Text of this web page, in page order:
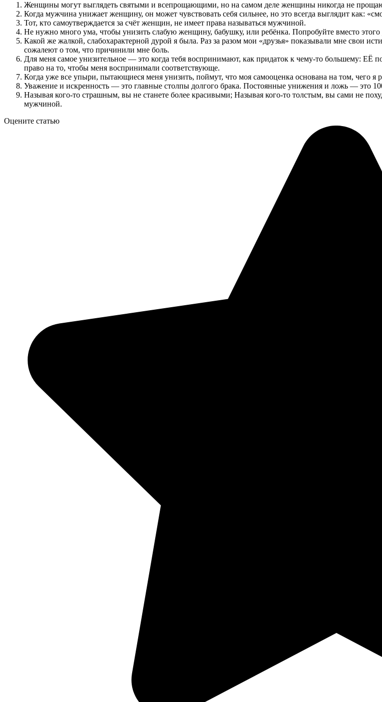
Женщины могут выглядеть святыми и всепрощающими, но на самом деле женщины никогда не
Когда мужчина унижает женщину, он может чувствовать себя сильнее, но это всегда выглядит как:
Тот, кто самоутверждается за счёт женщин, не имеет права называться мужчиной.
Не нужно много ума, чтобы унизить слабую женщину, бабушку, или ребёнка. Попробуйте вместо этого
Какой же жалкой, слабохарактерной дурой я была. Раз за разом мои «друзья» показывали мне свои
сожалеют о том, что причинили мне боль.
Для меня самое унизительное — это когда тебя воспринимают, как придаток к чему-то большему:
право на то, чтобы меня воспринимали соответствующе.
Когда уже все упыри, пытающиеся меня унизить, поймут, что моя самооценка основана на том, чего
Уважение и искренность — это главные столпы долгого брака. Постоянные унижения и ложь — это
Называя кого-то страшным, вы не станете более красивыми; Называя кого-то толстым, вы сами не
мужчиной.
Оцените статью